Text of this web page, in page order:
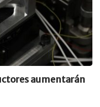
aumentarán